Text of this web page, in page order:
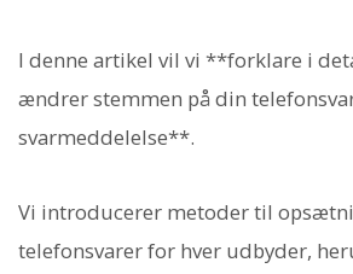
I denne artikel vil vi **forklare i
ændrer stemmen på din
svarmeddelelse**.
Vi introducerer metoder til
telefonsvarer for hver udbyder,